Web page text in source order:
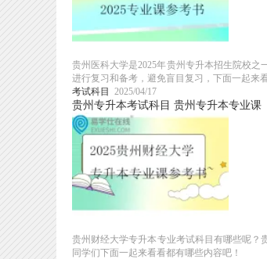
贵州医科大学是2025年贵州专升本招生院校
进行复习和备考，避免盲目复习，下面一起来
考试科目
2025/04/17
贵州专升本考试科目 贵州专升本专业课
贵州财经大学专升本专业考试科目有哪些呢？
同学们下面一起来看看都有哪些内容吧！